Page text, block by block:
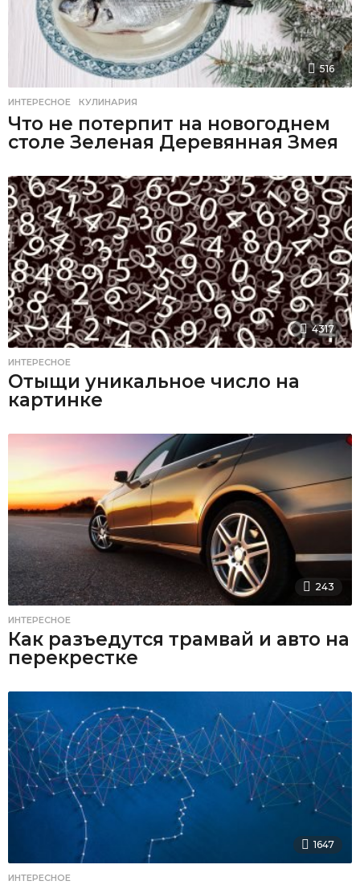
516
ИНТЕРЕСНОЕ ,КУЛИНАРИЯ
Что не потерпит на новогоднем
столе Зеленая Деревянная Змея
4317
ИНТЕРЕСНОЕ
Отыщи уникальное число на
картинке
243
ИНТЕРЕСНОЕ
Как разъедутся трамвай и авто на
перекрестке
1647
ИНТЕРЕСНОЕ